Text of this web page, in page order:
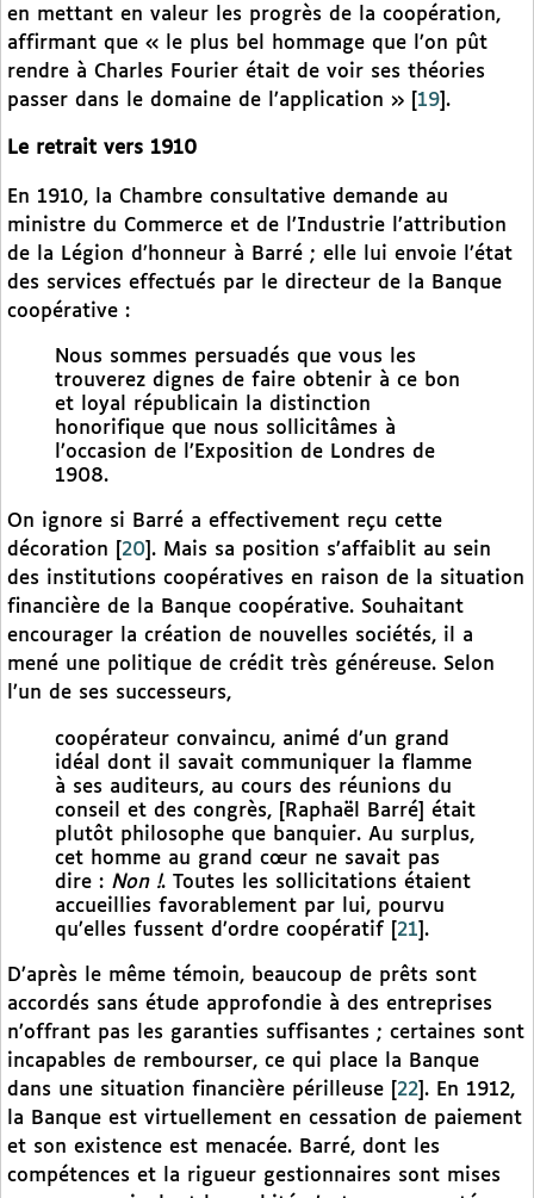
en mettant en valeur les progrès de la coopération,
affirmant que « le plus bel hommage que l’on pût
rendre à Charles Fourier était de voir ses théories
passer dans le domaine de l’application »
19 .
Le retrait vers 1910
En 1910, la Chambre consultative demande au
ministre du Commerce et de l’Industrie l’attribution
de la Légion d’honneur à Barré ; elle lui envoie l’état
des services effectués par le directeur de la Banque
coopérative :
Nous sommes persuadés que vous les
trouverez dignes de faire obtenir à ce bon
et loyal républicain la distinction
honorifique que nous sollicitâmes à
l’occasion de l’Exposition de Londres de
1908.
On ignore si Barré a effectivement reçu cette
décoration
20 . Mais sa position s’affaiblit au sein
des institutions coopératives en raison de la situation
financière de la Banque coopérative. Souhaitant
encourager la création de nouvelles sociétés, il a
mené une politique de crédit très généreuse. Selon
l’un de ses successeurs,
coopérateur convaincu, animé d’un grand
idéal dont il savait communiquer la flamme
à ses auditeurs, au cours des réunions du
conseil et des congrès, [Raphaël Barré] était
plutôt philosophe que banquier. Au surplus,
cet homme au grand cœur ne savait pas
dire : Non !. Toutes les sollicitations étaient
accueillies favorablement par lui, pourvu
qu’elles fussent d’ordre coopératif
21 .
D’après le même témoin, beaucoup de prêts sont
accordés sans étude approfondie à des entreprises
n’offrant pas les garanties suffisantes ; certaines sont
incapables de rembourser, ce qui place la Banque
dans une situation financière périlleuse
22 . En 1912,
la Banque est virtuellement en cessation de paiement
et son existence est menacée. Barré, dont les
compétences et la rigueur gestionnaires sont mises